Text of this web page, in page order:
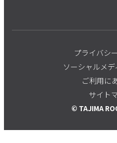
プライバシ
ソーシャルメ
ご利用に
サイト
© TAJIMA